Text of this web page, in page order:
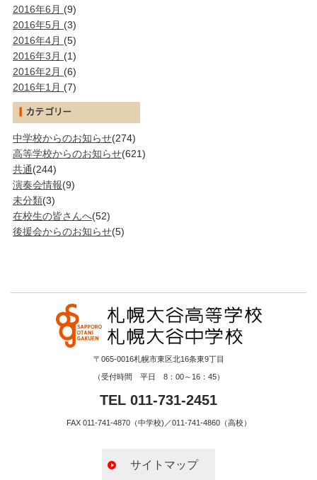
2016年6月 (9)
2016年5月 (3)
2016年4月 (5)
2016年3月 (1)
2016年2月 (6)
2016年1月 (7)
中学校からのお知らせ(274)
高等学校からのお知らせ(621)
共通(244)
演奏会情報(9)
未分類(3)
在校生の皆さんへ(52)
後援会からのお知らせ(5)
〒065-0016札幌市東区北16条東9丁目
（受付時間 平日 8：00～16：45）
TEL 011-731-2451
FAX 011-741-4870（中学校)／011-741-4860（高校）
サイトマップ